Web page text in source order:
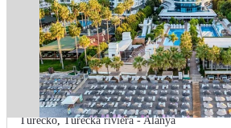
Turecko,Turecká riviéra - Alanya